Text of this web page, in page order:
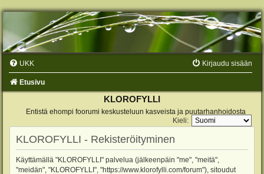
UKK Kirjaudu sisään
Etusivu
KLOROFYLLI
Entistä ehompi foorumi keskusteluun kasveista ja puutarhanhoidosta
Kieli:
KLOROFYLLI - Rekisteröityminen
Käyttämällä "KLOROFYLLI" palvelua (jälkeenpäin "me", "meitä",
"meidän", "KLOROFYLLI", "https://www.klorofylli.com/forum"), sitoudut